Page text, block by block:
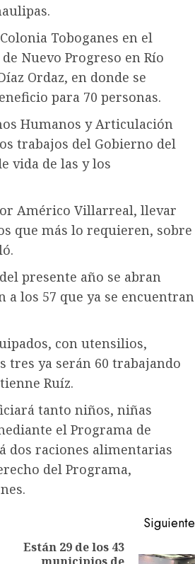
Toboganes en el
Nuevo Progreso en Río
Ordaz, en donde se
para 70 personas.
Humanos y Articulación
trabajos del Gobierno del
vida de las y los
Américo Villarreal, llevar
que más lo requieren, sobre
presente año se abran
a los 57 que ya se encuentran
con utensilios,
tres ya serán 60 trabajando
Ruíz.
tanto niños, niñas
el Programa de
dos raciones alimentarias
del Programa,
Siguiente
Están 29 de los 43